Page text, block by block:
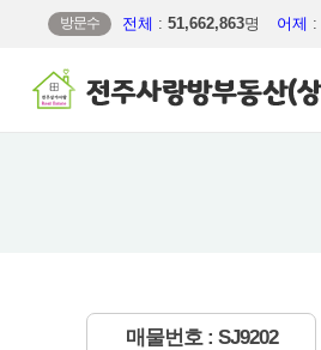
방문수 전체 : 51,662,863명 어제 :
매물번호 : SJ9202